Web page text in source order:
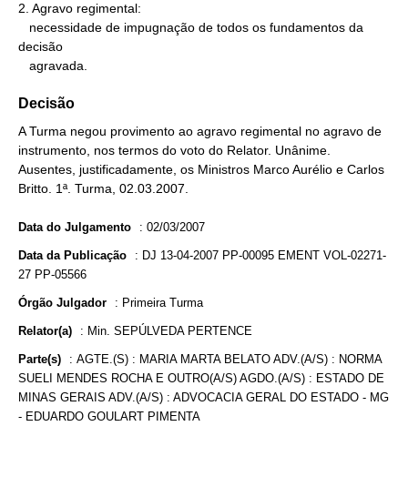
2. Agravo regimental:
decisão
   agravada.
Decisão
A Turma negou provimento ao agravo regimental no agravo de
instrumento, nos termos do voto do Relator. Unânime.
Ausentes, justificadamente, os Ministros Marco Aurélio e Carlos
Britto. 1ª. Turma, 02.03.2007.
Data do Julgamento : 02/03/2007
Data da Publicação : DJ 13-04-2007 PP-00095 EMENT VOL-02271-
27 PP-05566
Órgão Julgador : Primeira Turma
Relator(a) : Min. SEPÚLVEDA PERTENCE
Parte(s) : AGTE.(S) : MARIA MARTA BELATO ADV.(A/S) : NORMA
SUELI MENDES ROCHA E OUTRO(A/S) AGDO.(A/S) : ESTADO DE
MINAS GERAIS ADV.(A/S) : ADVOCACIA GERAL DO ESTADO - MG
- EDUARDO GOULART PIMENTA